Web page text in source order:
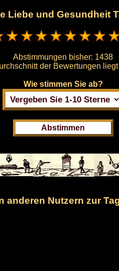
Liebe und Gesundheit
Abstimmungen bisher: 1438
der Bewertungen
Wie stimmen Sie ab?
anderen Nutzern zur